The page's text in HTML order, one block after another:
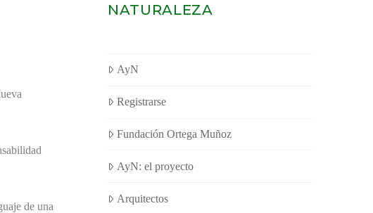
de una
NATURALEZA
AyN
Registrarse
Fundación Ortega Muñoz
AyN: el proyecto
Arquitectos